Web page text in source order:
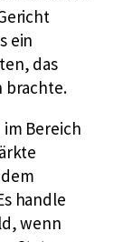
ein
das
brachte.
Bereich
handle
wenn